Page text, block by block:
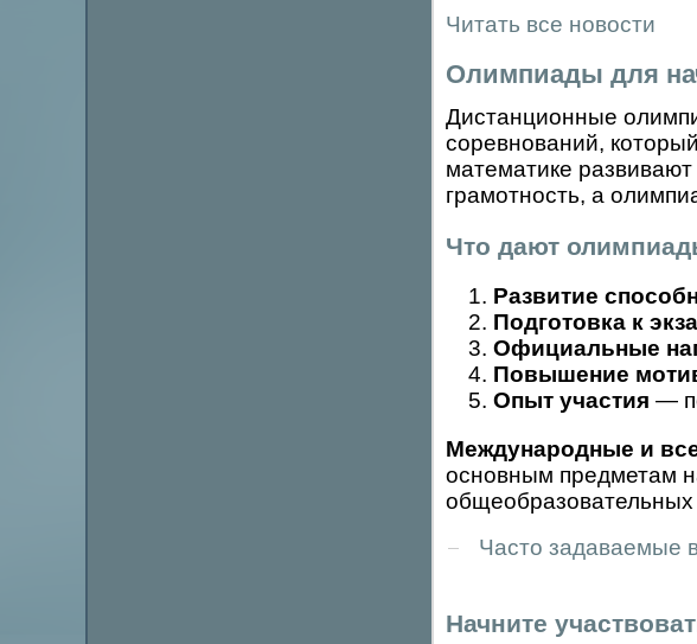
Читать все новости
Олимпиады для
Дистанционные
соревнований,
математике
грамотность, а
Что дают
Развитие
Подготовка к
Официальные
Повышение
Опыт участия —
Международные и
основным предметам
Часто задаваемые
Начните